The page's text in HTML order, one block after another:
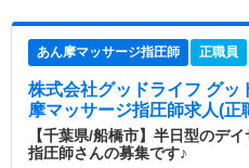
あん摩マッサージ指圧師 正職員
株式会社グッドライフ グッ
摩マッサージ指圧師求人(正
【千葉県/船橋市】半日型のデ
指圧師さんの募集です♪